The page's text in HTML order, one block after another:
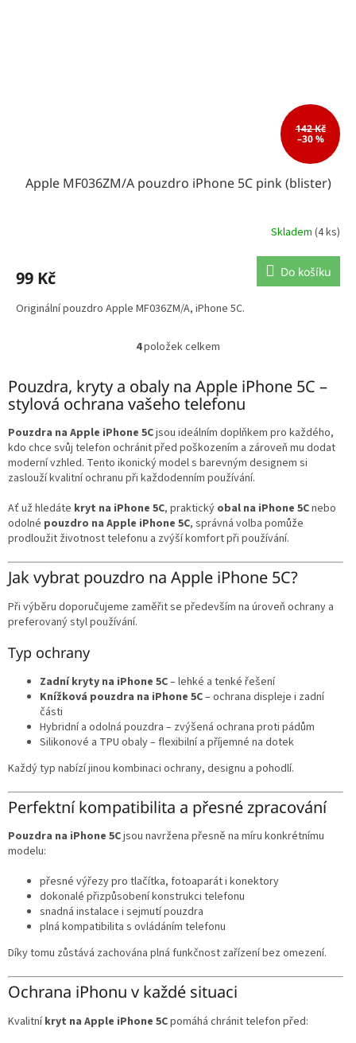
142 Kč
–30 %
Apple MF036ZM/A pouzdro iPhone 5C pink (blister)
Skladem (4 ks)
99 Kč Do košíku
Originální pouzdro Apple MF036ZM/A, iPhone 5C.
O
l
á
d
a
c
í
p
v
k
y
ý
p
s
4položek celkem
Pouzdra, kryty a obaly na Apple iPhone 5C –
stylová ochrana vašeho telefonu
Pouzdra na Apple iPhone 5Cjsou ideálním doplňkem pro každého,
kdo chce svůj telefon ochránit před poškozením a zároveň mu dodat
moderní vzhled. Tento ikonický model s barevným designem si
zaslouží kvalitní ochranu při každodenním používání.
Ať už hledáte kryt na iPhone 5C, praktický obal na iPhone 5Cnebo
odolné pouzdro na Apple iPhone 5C, správná volba pomůže
prodloužit životnost telefonu a zvýší komfort při používání.
Jak vybrat pouzdro na Apple iPhone 5C?
Při výběru doporučujeme zaměřit se především na úroveň ochrany a
preferovaný styl používání.
Typ ochrany
Zadní kryty na iPhone 5C– lehké a tenké řešení
Knížková pouzdra na iPhone 5C– ochrana displeje i zadní
části
Hybridní a odolná pouzdra – zvýšená ochrana proti pádům
Silikonové a TPU obaly – flexibilní a příjemné na dotek
Každý typ nabízí jinou kombinaci ochrany, designu a pohodlí.
Perfektní kompatibilita a přesné zpracování
Pouzdra na iPhone 5Cjsou navržena přesně na míru konkrétnímu
modelu:
přesné výřezy pro tlačítka, fotoaparát i konektory
dokonalé přizpůsobení konstrukci telefonu
snadná instalace i sejmutí pouzdra
plná kompatibilita s ovládáním telefonu
Díky tomu zůstává zachována plná funkčnost zařízení bez omezení.
Ochrana iPhonu v každé situaci
Kvalitníkryt na Apple iPhone 5Cpomáhá chránit telefon před: